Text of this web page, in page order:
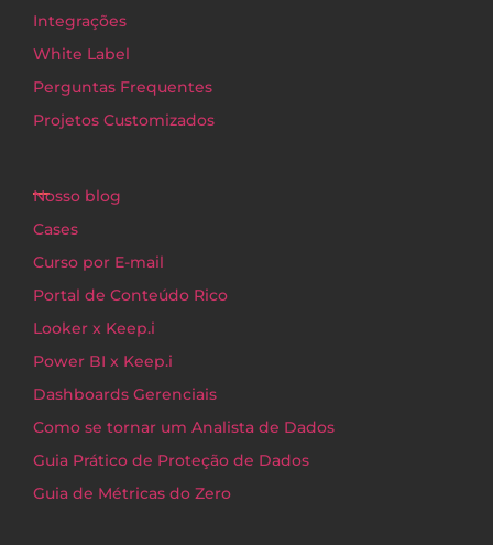
Integrações
White Label
Perguntas Frequentes
Projetos Customizados
Nosso blog
Cases
Curso por E-mail
Portal de Conteúdo Rico
Looker x Keep.i
Power BI x Keep.i
Dashboards Gerenciais
Como se tornar um Analista de Dados
Guia Prático de Proteção de Dados
Guia de Métricas do Zero